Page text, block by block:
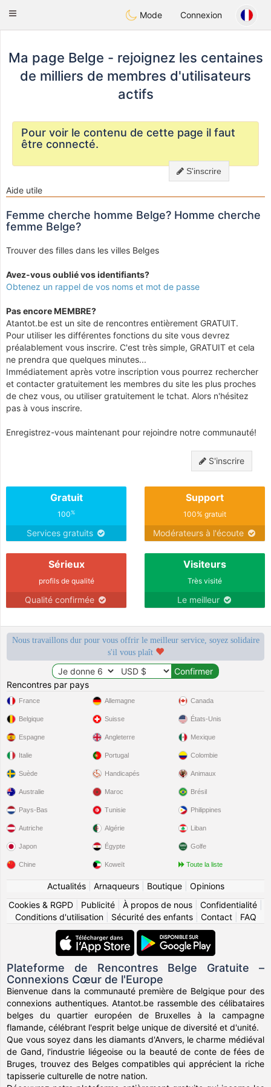
Tantôt
Toggle
Mode Connexion
Ma page Belge - rejoignez les centaines
de milliers de membres d'utilisateurs
actifs
Pour voir le contenu de cette page il faut
être connecté.
S'inscrire
Aide utile
Femme cherche homme Belge? Homme cherche
femme Belge?
Trouver des filles dans les villes Belges
Avez-vous oublié vos identifiants?
Obtenez un rappel de vos noms et mot de passe
Pas encore MEMBRE?
Atantot.be est un site de rencontres entièrement GRATUIT.
Pour utiliser les différentes fonctions du site vous devrez
préalablement vous inscrire. C'est très simple, GRATUIT et cela
ne prendra que quelques minutes...
Immédiatement après votre inscription vous pourrez rechercher
et contacter gratuitement les membres du site les plus proches
de chez vous, ou utiliser gratuitement le tchat. Alors n'hésitez
pas à vous inscrire.
Enregistrez-vous maintenant pour rejoindre notre communauté!
S'inscrire
Gratuit
100%
Services gratuits
Support
100% gratuit
Modérateurs à l'écoute
Sérieux
profils de qualité
Qualité confirmée
Visiteurs
Très visité
Le meilleur
Nous travaillons dur pour vous offrir le meilleur service, soyez solidaire
s'il vous plaît
Rencontres par pays
France
Belgique
Espagne
Italie
Suède
Allemagne
Suisse
Angleterre
Portugal
Handicapés
Canada
États-Unis
Mexique
Colombie
Animaux
Australie
Pays-Bas
Autriche
Japon
Chine
Maroc
Tunisie
Algérie
Égypte
Koweït
Brésil
Philippines
Liban
Golfe
Toute la liste
Actualités| Arnaqueurs| Boutique| Opinions
Cookies & RGPD
Publicité À propos de nous Confidentialité
Conditions d'utilisation| Sécurité des enfants| Contact| FAQ
Plateforme de Rencontres Belge Gratuite –
Connexions Cœur de l'Europe
Bienvenue dans la communauté première de Belgique pour des
connexions authentiques. Atantot.be rassemble des célibataires
belges du quartier européen de Bruxelles à la campagne
flamande, célébrant l'esprit belge unique de diversité et d'unité.
Que vous soyez dans les diamants d'Anvers, le charme médiéval
de Gand, l'industrie liégeoise ou la beauté de conte de fées de
Bruges, trouvez des Belges compatibles qui apprécient la riche
tapisserie culturelle de notre nation.